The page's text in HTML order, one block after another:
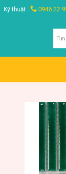
Kỹ thuật : 0946 22